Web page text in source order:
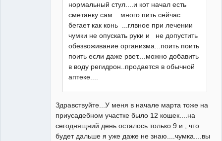
нормальный стул....и кот начал есть
сметанку сам....много пить сейчас
бегает как конь ...глвное при лечении
чумки не опускать руки и не допустить
обезвоживание организма...поить поить
поить если даже рвет....можно добавить
в воду регидрон..продается в обычной
аптеке....
Здравствуйте...У меня в начале марта тоже на
приусадебном участке было 12 кошек....на
сегоднящний день осталось только 9 и , что
будет дальше я уже даже не знаю....чумка....вы